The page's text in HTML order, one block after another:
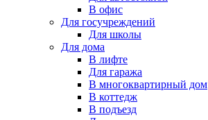
В офис
Для госучреждений
Для школы
Для дома
В лифте
Для гаража
В многоквартирный дом
В коттедж
В подъезд